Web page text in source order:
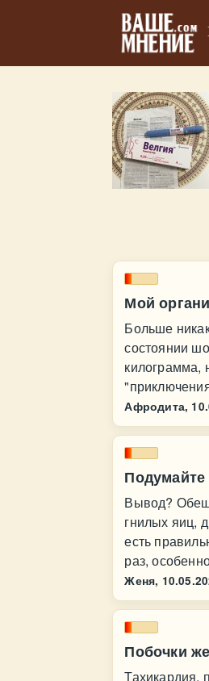
Мой
Больше
состоянии
килограмма,
Афродита,
Вывод?
гнилых яиц,
есть
раз,
Женя,
Побочки
Тахикардия,